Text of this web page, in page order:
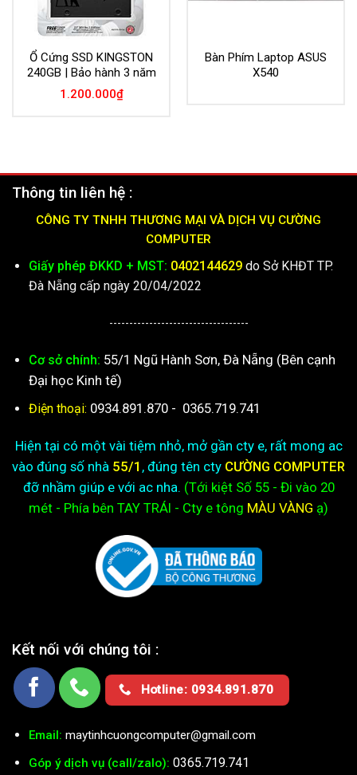
Ổ Cứng SSD KINGSTON
240GB | Bảo hành 3 năm
1.200.000₫
Bàn Phím Laptop ASUS
X540
Thông tin liên hệ :
CÔNG TY TNHH THƯƠNG MẠI VÀ DỊCH VỤ CƯỜNG
COMPUTER
Giấy phép ĐKKD + MST: 0402144629do Sở KHĐT TP.
Đà Nẵng cấp ngày 20/04/2022
-----------------------------------
Cơ sở chính: 55/1 Ngũ Hành Sơn, Đà Nẵng (Bên cạnh
Đại học Kinh tế)
Điện thoại: 0934.891.870 - 0365.719.741
Hiện tại có một vài tiệm nhỏ, mở gần cty e, rất mong ac
vào đúng số nhà 55/1 , đúng tên cty CƯỜNG COMPUTER
đỡ nhầm giúp e với ac nha. (Tới kiệtSố 55 - Đi vào 20
mét - Phía bên TAY TRÁI - Cty e tông MÀU VÀNG ạ)
Kết nối với chúng tôi :
Hotline: 0934.891.870
Email: maytinhcuongcomputer@gmail.com
Góp ý dịch vụ (call/zalo): 0365.719.741